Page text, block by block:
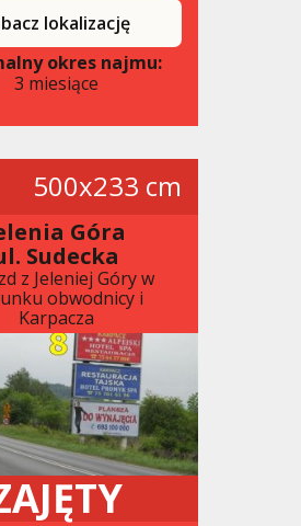
lokalizację
okres najmu:
3 miesiące
500x233 cm
Góra
Sudecka
z Jeleniej Góry w
obwodnicy i
Karpacza